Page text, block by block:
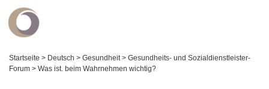
Startseite > Deutsch > Gesundheit > Gesundheits- und Sozialdienstleister-
Forum > Was ist. beim Wahrnehmen wichtig?